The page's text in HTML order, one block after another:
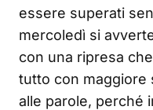
essere superati
mercoledì si
con una ripresa
tutto con maggiore
alle parole, perché